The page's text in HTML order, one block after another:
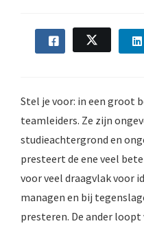
Stel je voor: in een groot
teamleiders. Ze zijn
studieachtergrond en
presteert de ene veel
voor veel draagvlak voor
managen en bij
presteren. De ander
niet
om